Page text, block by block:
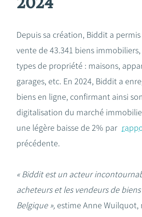
Depuis sa création, Biddit a
vente de 43.341 biens
types de propriété : maisons,
garages, etc. En 2024, Biddit a
biens en ligne, confirmant ainsi
digitalisation du marché
une légère baisse de 2% par
précédente.
« Biddit est un acteur
acheteurs et les vendeurs de
Belgique », estime Anne Wuilquot,